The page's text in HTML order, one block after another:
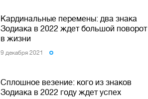
Кардинальные перемены: два знака
Зодиака в 2022 ждет большой поворот
в жизни
9 декабря 2021
Сплошное везение: кого из знаков
Зодиака в 2022 году ждет успех